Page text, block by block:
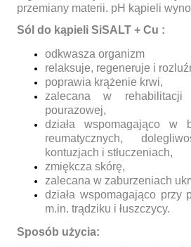
przemiany materii. pH kąpieli
Sól do kąpieli SiSALT + Cu :
odkwasza organizm
relaksuje, regeneruje i
poprawia krążenie krwi,
zalecana w rehabilitacji
pourazowej,
działa wspomagająco w
reumatycznych,
kontuzjach i stłuczeniach,
zmiękcza skórę,
zalecana w zaburzeniach
działa wspomagająco przy
m.in. trądziku i łuszczycy.
Sposób użycia: